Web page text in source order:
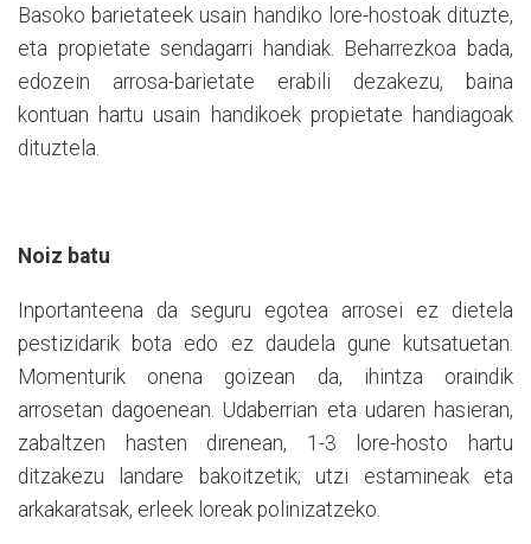
Basoko barietateek usain handiko lore-hostoak dituzte,
eta propietate sendagarri handiak. Beharrezkoa bada,
edozein arrosa-barietate erabili dezakezu, baina
kontuan hartu usain handikoek propietate handiagoak
dituztela.
Noiz batu
Inportanteena da seguru egotea arrosei ez dietela
pestizidarik bota edo ez daudela gune kutsatuetan.
Momenturik onena goizean da, ihintza oraindik
arrosetan dagoenean. Udaberrian eta udaren hasieran,
zabaltzen hasten direnean, 1-3 lore-hosto hartu
ditzakezu landare bakoitzetik; utzi estamineak eta
arkakaratsak, erleek loreak polinizatzeko.